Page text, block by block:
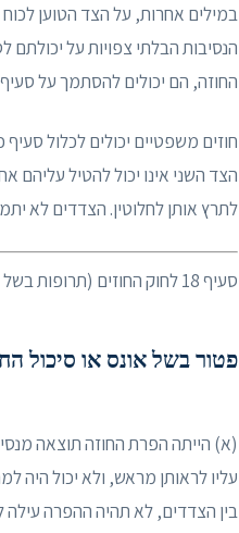
במילים אחרות, על הצד הטוען
הנסיבות הבלתי צפויות על
החוזה, הם יכולים להסתמך על סעיף
חוזים משפטיים יכולים לכלול
הצד השני אינו יכול להטיל
לתרץ אותן לחלוטין. הצדדים לא
סעיף 18 לחוק החוזים (תרופות בשל הפרת חוזה), תשל"א-1970
פטור בשל אונס או סיכול
(א) הייתה הפרת החוזה תוצאה
עליו לראותן מראש, ולא יכול היה
בין הצדדים, לא תהיה ההפרה עילה